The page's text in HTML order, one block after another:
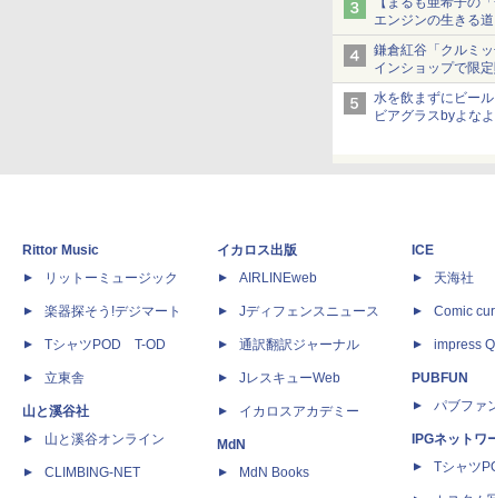
エンジンの生きる道
鎌倉紅谷「クルミ
インショップで限
水を飲まずにビー
ビアグラスbyよなよ
Rittor Music
リットーミュージック
楽器探そう!デジマート
TシャツPOD T-OD
立東舎
山と溪谷社
山と溪谷オンライン
CLIMBING-NET
イカロス出版
AIRLINEweb
Jディフェンスニュース
通訳翻訳ジャーナル
JレスキューWeb
イカロスアカデミー
MdN
MdN Books
ICE
天海社
Comic
impress
PUBFUN
パブファ
IPGネットワ
Tシャツ